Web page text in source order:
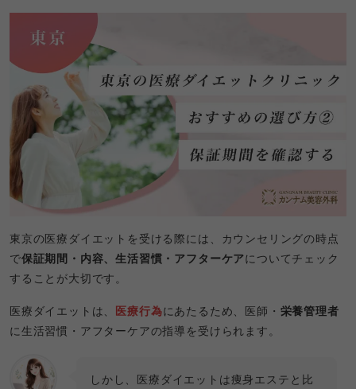
東京の医療ダイエットを受ける際には、カウンセリングの時点
で保証期間・内容、生活習慣・アフターケアについてチェック
することが大切です。
医療ダイエットは、 医療行為にあたるため、医師・ 栄養管理者
に生活習慣・アフターケアの指導を受けられます。
しかし、医療ダイエットは痩身エステと比